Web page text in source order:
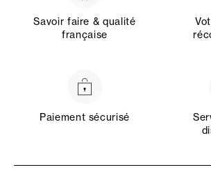
Savoir faire & qualité
française
Paiement sécurisé